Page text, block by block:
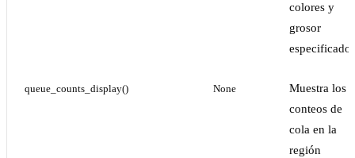
colores y
grosor
queue_counts_display() None
Muestra los
conteos de
cola en la
región